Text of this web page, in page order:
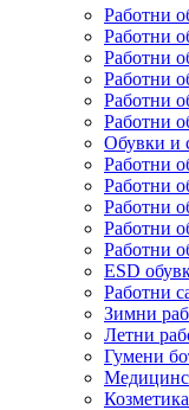
Работни
Работни
Работни
Работни
Работни
Работни
Обувки и
Работни
Работни
Работни
Работни
Работни
ESD
Работни
Зимни
Летни
Гумени